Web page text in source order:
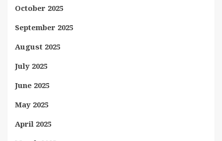
October 2025
September 2025
August 2025
July 2025
June 2025
May 2025
April 2025